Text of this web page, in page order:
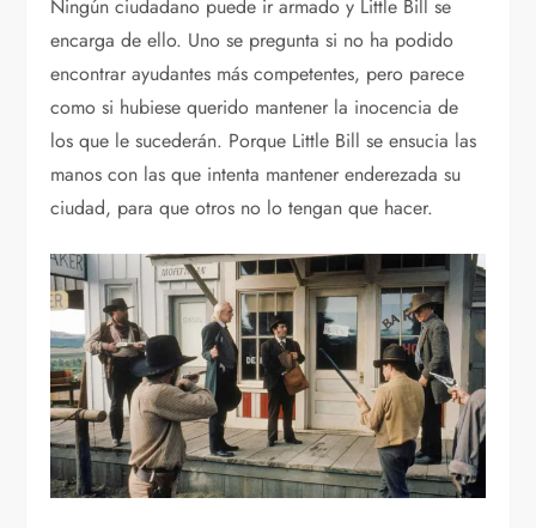
Ningún ciudadano puede ir armado y Little Bill se
encarga de ello. Uno se pregunta si no ha podido
encontrar ayudantes más competentes, pero parece
como si hubiese querido mantener la inocencia de
los que le sucederán. Porque Little Bill se ensucia las
manos con las que intenta mantener enderezada su
ciudad, para que otros no lo tengan que hacer.